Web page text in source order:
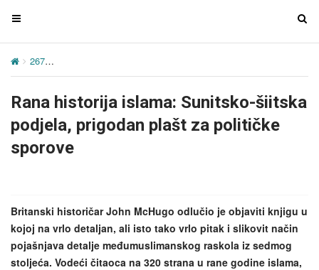
T
g
e
n
a
v
a
t
o
T
e
267
Rana historija islama: Sunitsko-šiitska
podjela, prigodan plašt za političke
sporove
Britanski historičar John McHugo odlučio je objaviti knjigu u
kojoj na vrlo detaljan, ali isto tako vrlo pitak i slikovit način
pojašnjava detalje međumuslimanskog raskola iz sedmog
stoljeća. Vodeći čitaoca na 320 strana u rane godine islama,